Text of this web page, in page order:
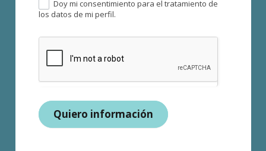
Doy mi consentimiento para el tratamiento de
los datos de mi perfil.
Quiero información